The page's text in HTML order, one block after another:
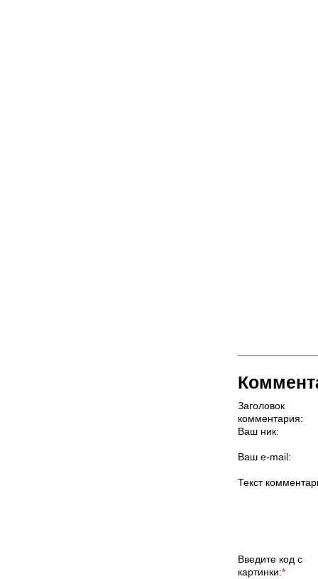
Заголовок
комментария:
Ваш ник:
Ваш e-mail:
Текст
Введите код с
картинки:*